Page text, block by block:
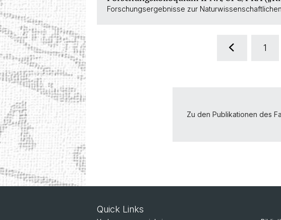
Forschungsergebnisse zur
1
Zu den Publikationen des
Quick Links